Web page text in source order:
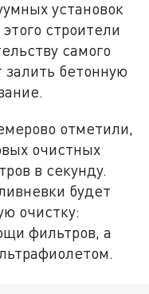
установок
строители
самого
бетонную
отметили,
очистных
в секунду.
будет
очистку:
фильтров, а